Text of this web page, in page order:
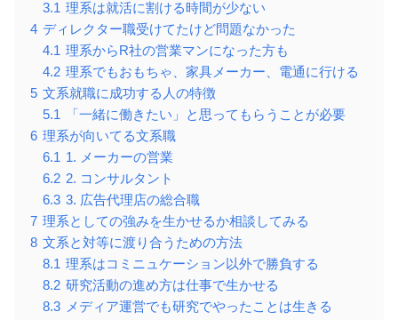
3.1 理系は就活に割ける時間が少ない
4 ディレクター職受けてたけど問題なかった
4.1 理系からR社の営業マンになった方も
4.2 理系でもおもちゃ、家具メーカー、電通に行ける
5 文系就職に成功する人の特徴
5.1
「一緒に働きたい」と思ってもらうことが必要
6 理系が向いてる文系職
6.1 1. メーカーの営業
6.2 2. コンサルタント
6.3 3. 広告代理店の総合職
7 理系としての強みを生かせるか相談してみる
8 文系と対等に渡り合うための方法
8.1 理系はコミニュケーション以外で勝負する
8.2 研究活動の進め方は仕事で生かせる
8.3 メディア運営でも研究でやったことは生きる